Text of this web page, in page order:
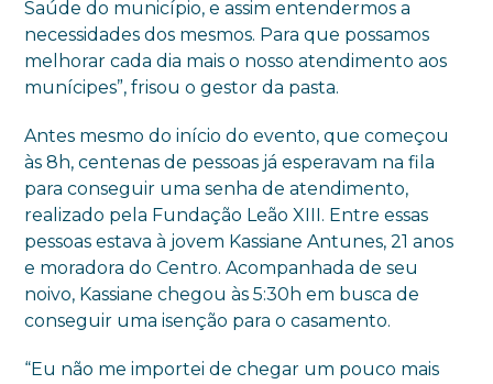
Saúde do município, e assim entendermos a
necessidades dos mesmos. Para que possamos
melhorar cada dia mais o nosso atendimento aos
munícipes”, frisou o gestor da pasta.
Antes mesmo do início do evento, que começou
às 8h, centenas de pessoas já esperavam na fila
para conseguir uma senha de atendimento,
realizado pela Fundação Leão XIII. Entre essas
pessoas estava à jovem Kassiane Antunes, 21 anos
e moradora do Centro. Acompanhada de seu
noivo, Kassiane chegou às 5:30h em busca de
conseguir uma isenção para o casamento.
“Eu não me importei de chegar um pouco mais